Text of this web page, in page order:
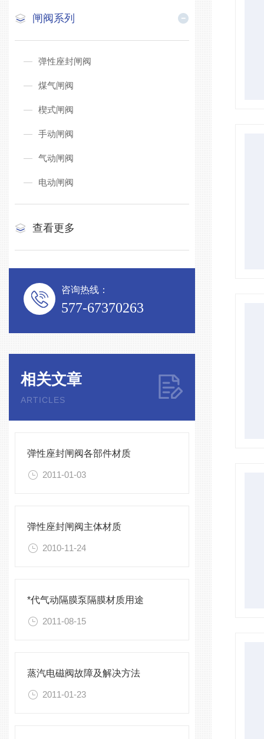
闸阀系列
弹性座封闸阀
煤气闸阀
楔式闸阀
手动闸阀
气动闸阀
电动闸阀
查看更多
咨询热线：
577-67370263
相关文章
ARTICLES
弹性座封闸阀各部件材质
2011-01-03
弹性座封闸阀主体材质
2010-11-24
*代气动隔膜泵隔膜材质用途
2011-08-15
蒸汽电磁阀故障及解决方法
2011-01-23